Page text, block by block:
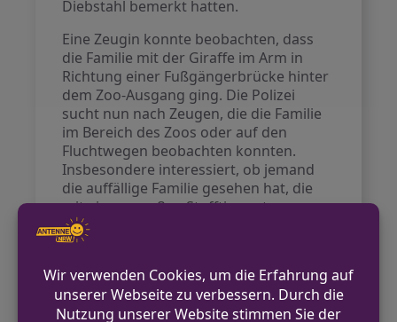
Diebstahl bemerkt hatten.
Eine Zeugin konnte beobachten, dass
die Familie mit der Giraffe im Arm in
Richtung einer Fußgängerbrücke hinter
dem Zoo-Ausgang ging. Die Polizei
sucht nun nach Zeugen, die die Familie
im Bereich des Zoos oder auf den
Fluchtwegen beobachten konnten.
Insbesondere interessiert, ob jemand
die auffällige Familie gesehen hat, die
mit einem großen Stofftier unterwegs
war.
Polizeiwache Hombruch unter der
Telefonnummer 0231 132-1521 gegeben
werden.